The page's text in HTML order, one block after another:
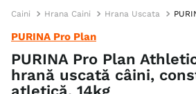
3. hrana uscata pisici
Caini Hrana Caini Hrana Uscata
PURINA Pro Plan
PURINA Pro Plan
hrană uscată câini,